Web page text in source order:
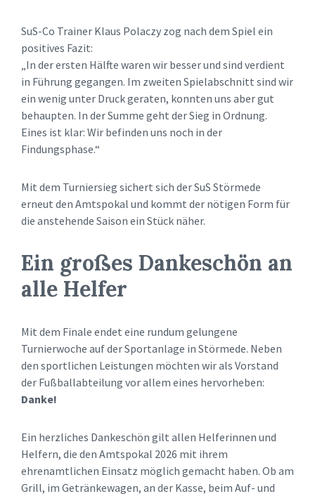
SuS-Co Trainer Klaus Polaczy zog nach dem Spiel ein
positives Fazit:
„In der ersten Hälfte waren wir besser und sind verdient
in Führung gegangen. Im zweiten Spielabschnitt sind wir
ein wenig unter Druck geraten, konnten uns aber gut
behaupten. In der Summe geht der Sieg in Ordnung.
Eines ist klar: Wir befinden uns noch in der
Findungsphase.“
Mit dem Turniersieg sichert sich der SuS Störmede
erneut den Amtspokal und kommt der nötigen Form für
die anstehende Saison ein Stück näher.
Ein großes Dankeschön an
alle Helfer
Mit dem Finale endet eine rundum gelungene
Turnierwoche auf der Sportanlage in Störmede. Neben
den sportlichen Leistungen möchten wir als Vorstand
der Fußballabteilung vor allem eines hervorheben:
Danke!
Ein herzliches Dankeschön gilt allen Helferinnen und
Helfern, die den Amtspokal 2026 mit ihrem
ehrenamtlichen Einsatz möglich gemacht haben. Ob am
Grill, im Getränkewagen, an der Kasse, beim Auf- und